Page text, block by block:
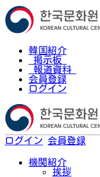
韓国紹介
掲示板
報道資料
会員登録
ログイン
ログイン 会員登録
機関紹介
挨拶